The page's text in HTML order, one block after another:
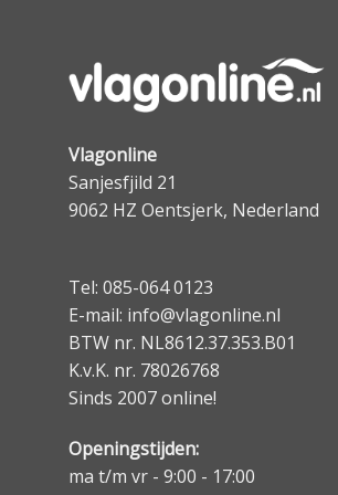
Vlagonline
Sanjesfjild 21
9062 HZ Oentsjerk, Nederland
Tel: 085-064 0123
E-mail: info@vlagonline.nl
BTW nr. NL8612.37.353.B01
K.v.K. nr. 78026768
Sinds 2007 online!
Openingstijden:
ma t/m vr - 9:00 - 17:00